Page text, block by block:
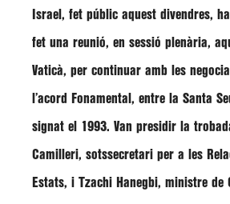
Israel, fet públic aquest divendres,
fet una reunió, en sessió plenària,
Vaticà, per continuar amb les
l’acord Fonamental, entre la Santa
signat el 1993. Van presidir la
Camilleri, sotssecretari per a les
Estats, i Tzachi Hanegbi, ministre de